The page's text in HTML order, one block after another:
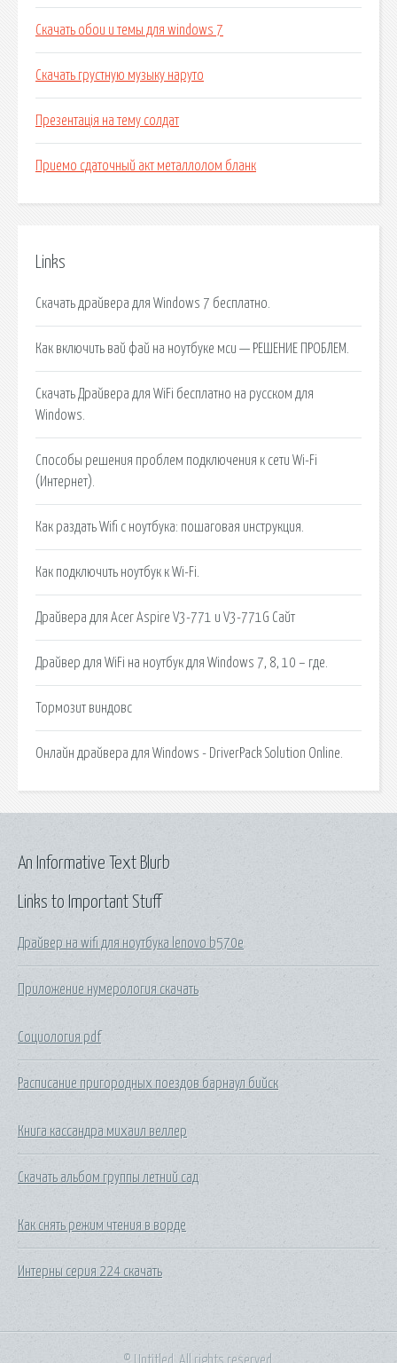
Скачать обои и темы для windows 7
Скачать грустную музыку наруто
Презентація на тему солдат
Приемо сдаточный акт металлолом бланк
Links
Скачать драйвера для Windows 7 бесплатно.
Как включить вай фай на ноутбуке мси — РЕШЕНИЕ ПРОБЛЕМ.
Скачать Драйвера для WiFi бесплатно на русском для
Windows.
Способы решения проблем подключения к сети Wi-Fi
(Интернет).
Как раздать Wifi с ноутбука: пошаговая инструкция.
Как подключить ноутбук к Wi-Fi.
Драйвера для Acer Aspire V3-771 и V3-771G Сайт
Драйвер для WiFi на ноутбук для Windows 7, 8, 10 – где.
Тормозит виндовс
Онлайн драйвера для Windows - DriverPack Solution Online.
Links to Important Stuff
Драйвер на wifi для ноутбука lenovo b570e
Приложение нумерология скачать
Социология pdf
Расписание пригородных поездов барнаул бийск
Книга кассандра михаил веллер
Скачать альбом группы летний сад
Как снять режим чтения в ворде
Интерны серия 224 скачать
An Informative Text Blurb
© Untitled. All rights reserved.